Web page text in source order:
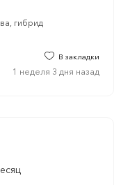
гибрид
В закладки
1 неделя 3 дня назад